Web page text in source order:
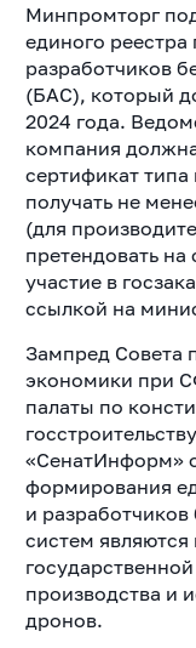
Минпромторг
единого реестра
разработчиков
(БАС), который
2024 года.
компания
сертификат
получать не
(для
претендовать
участие в
ссылкой на
Зампред Совета
экономики при
палаты по
«СенатИнформ»
формирования
и
систем
производства и
дронов.